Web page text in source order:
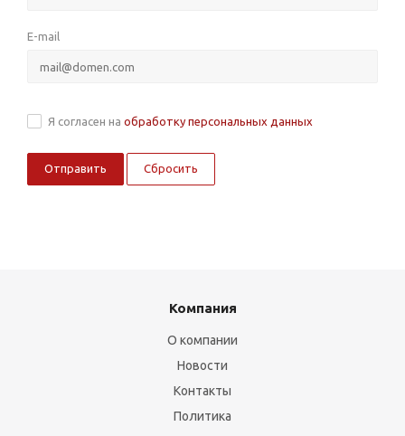
E-mail
Я согласен на обработку персональных данных
Сбросить
Компания
О компании
Новости
Контакты
Политика